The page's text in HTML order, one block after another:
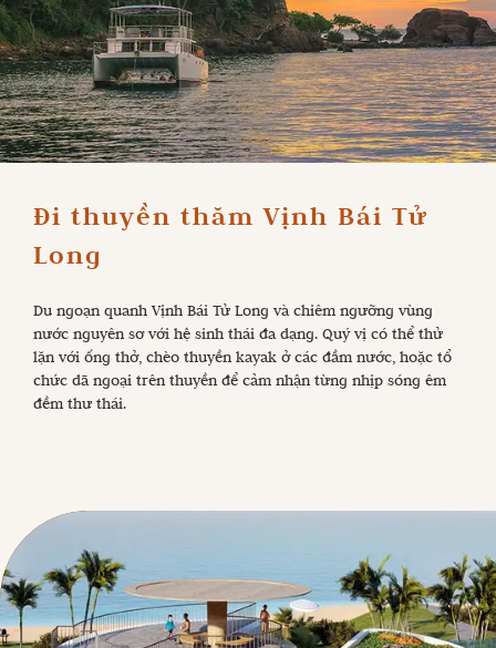
Đi thuyền thăm Vịnh Bái Tử
Long
Du ngoạn quanh Vịnh Bái Tử Long và chiêm ngưỡng vùng
nước nguyên sơ với hệ sinh thái đa dạng. Quý vị có thể thử
lặn với ống thở, chèo thuyền kayak ở các đầm nước, hoặc tổ
chức dã ngoại trên thuyền để cảm nhận từng nhịp sóng êm
đềm thư thái.